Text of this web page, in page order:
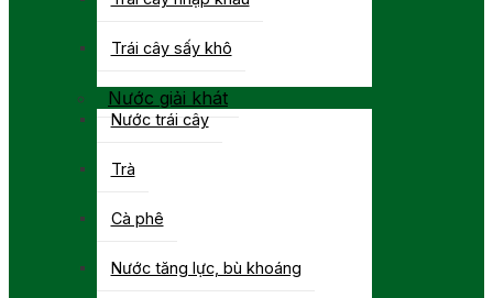
Trái cây sấy khô
Nước giải khát
Nước trái cây
Trà
Cà phê
Nước tăng lực, bù khoáng